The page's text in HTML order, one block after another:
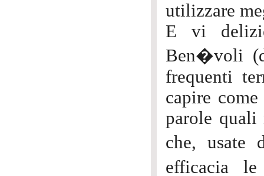
utilizzare
E vi
Ben�voli
frequenti
capire
parole
che,
efficacia